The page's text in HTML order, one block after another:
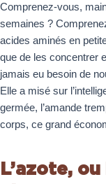
Comprenez-vous,
semaines ?
acides aminés en
que de les concentrer
jamais eu besoin de
Elle a misé sur
germée, l’amande
corps, ce grand
L’azote,